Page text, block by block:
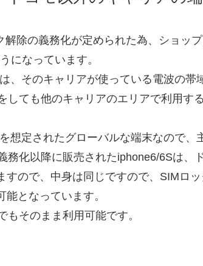
除の義務化が定められた為、ショッ
になっています。
、そのキャリアが使っている電波の帯
しても他のキャリアのエリアで利用す
想定されたグローバルな端末なので、
化以降に販売されたiphone6/6Sは、
ので、中身は同じですので、SIMロ
となっています。
そのまま利用可能です。